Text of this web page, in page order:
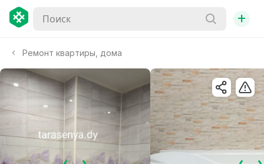
+
Ремонт квартиры, дома